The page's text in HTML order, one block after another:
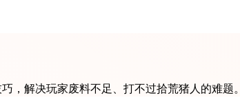
，解决玩家废料不足、打不过拾荒猪人的难题。